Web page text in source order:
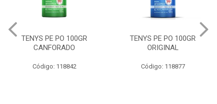
TENYS PE PO 100GR
CANFORADO
Código: 118842
TENYS PE PO 100GR
ORIGINAL
Código: 118877